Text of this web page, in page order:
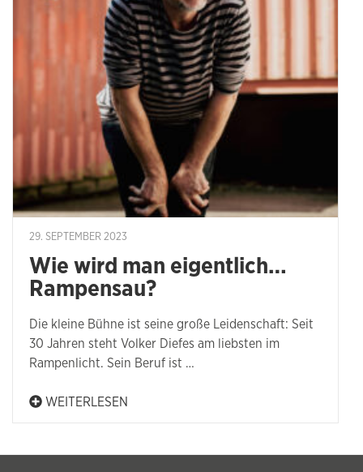
29. SEPTEMBER 2023
Wie wird man eigentlich…
Rampensau?
Die kleine Bühne ist seine große Leidenschaft: Seit
30 Jahren steht Volker Diefes am liebsten im
Rampenlicht. Sein Beruf ist …
WEITERLESEN